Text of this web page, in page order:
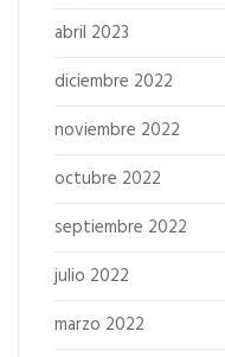
abril 2023
diciembre 2022
noviembre 2022
octubre 2022
septiembre 2022
julio 2022
marzo 2022